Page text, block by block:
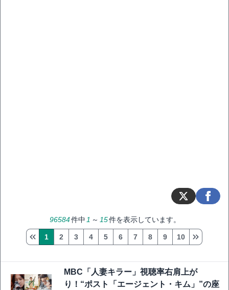
96584件中1 ～ 15件を表示しています。
1 2 3 4 5 6 7 8 9 10
MBC「人妻キラー」視聴率右肩上が
り！“ポスト「エージェント・キム」”の座